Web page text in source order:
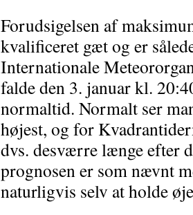
Forudsigelsen af
kvalificeret gæt og er
Internationale
falde den 3. januar kl.
normaltid. Normalt ser
højest, og for
dvs. desværre længe efter
prognosen er som nævnt
naturligvis selv at holde